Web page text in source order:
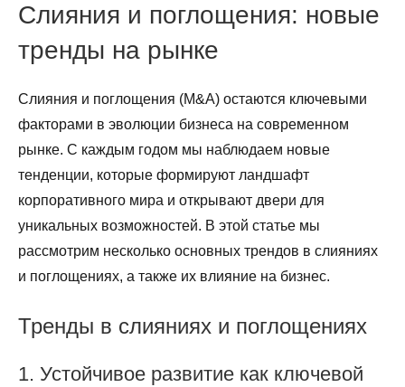
Слияния и поглощения: новые
тренды на рынке
Слияния и поглощения (M&A) остаются ключевыми
факторами в эволюции бизнеса на современном
рынке. С каждым годом мы наблюдаем новые
тенденции, которые формируют ландшафт
корпоративного мира и открывают двери для
уникальных возможностей. В этой статье мы
рассмотрим несколько основных трендов в слияниях
и поглощениях, а также их влияние на бизнес.
Тренды в слияниях и поглощениях
1. Устойчивое развитие как ключевой